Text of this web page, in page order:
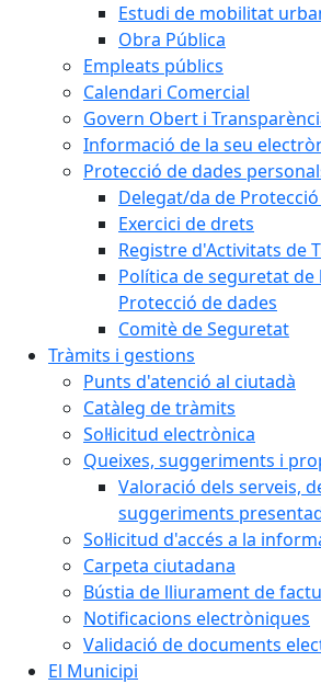
Estudi de mobilitat
Obra Pública
Empleats públics
Calendari Comercial
Govern Obert i
Informació de la seu
Protecció de dades
Delegat/da de
Exercici de drets
Registre d'Activitats de
Política de seguretat
Protecció de dades
Comitè de Seguretat
Tràmits i gestions
Punts d'atenció al ciutadà
Catàleg de tràmits
Sol·licitud electrònica
Queixes, suggeriments i
Valoració dels serveis,
suggeriments
Sol·licitud d'accés a la
Carpeta ciutadana
Bústia de lliurament de
Notificacions electròniques
Validació de documents
El Municipi